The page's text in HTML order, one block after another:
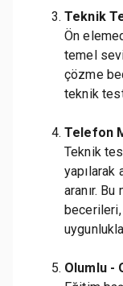
Teknik
Ön
temel
çözme
teknik
Telefon
Teknik
yapılarak
aranır.
Olumlu -